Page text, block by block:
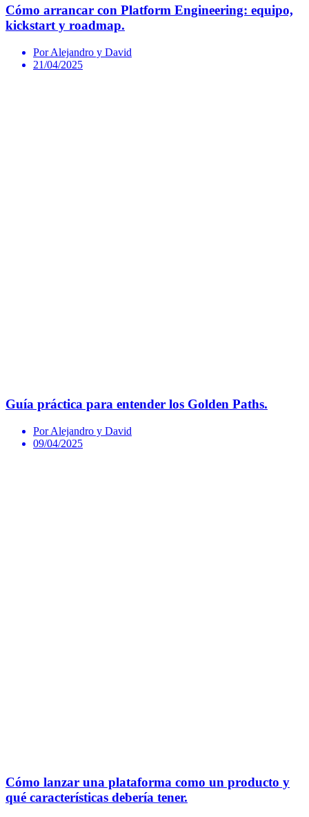
Cómo arrancar con Platform Engineering: equipo,
kickstart y roadmap.
Por Alejandro y David
21/04/2025
Guía práctica para entender los Golden Paths.
Por Alejandro y David
09/04/2025
Cómo lanzar una plataforma como un producto y
qué características debería tener.